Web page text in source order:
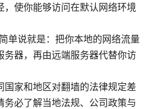
，使你能够访问在默认网络环境
单说就是：把你本地的网络流量
务器，再由远端服务器代替你访
国家和地区对翻墙的法律规定差
务必了解当地法规、公司政策与